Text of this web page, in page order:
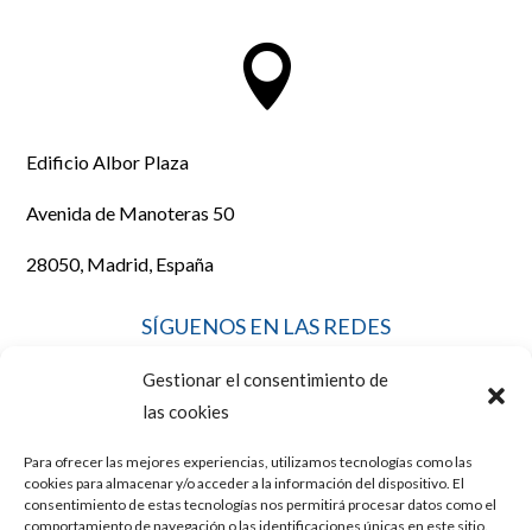
Gestionar el consentimiento de
las cookies
Para ofrecer las mejores experiencias, utilizamos tecnologías como las
cookies para almacenar y/o acceder a la información del dispositivo. El
consentimiento de estas tecnologías nos permitirá procesar datos como el
comportamiento de navegación o las identificaciones únicas en este sitio.

Edificio Albor Plaza
Avenida de Manoteras 50
28050, Madrid, España
SÍGUENOS EN LAS REDES
LEGAL